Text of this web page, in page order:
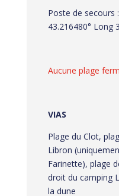
Poste de secours
43.216480° Long
Aucune plage
VIAS
Plage du Clot,
Libron
Farinette), plage
droit du camping
la dune